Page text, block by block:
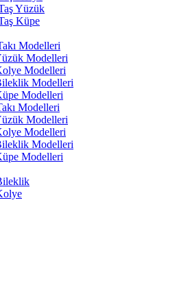
Yüzük
Küpe
Modelleri
Modelleri
Modelleri
Modelleri
Modelleri
Modelleri
Modelleri
Modelleri
Modelleri
Modelleri